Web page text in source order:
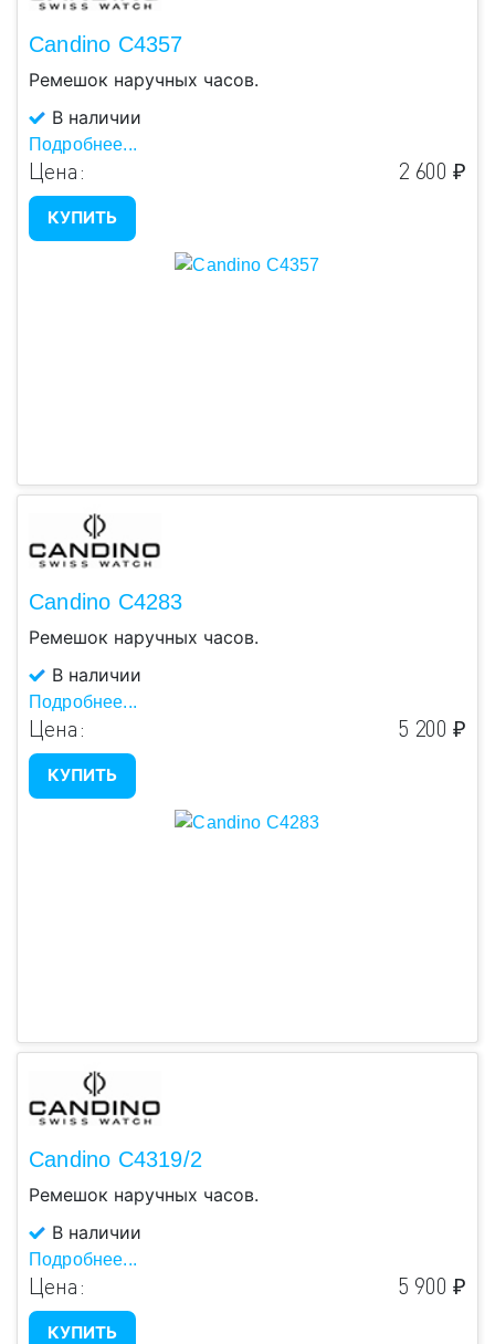
Candino C4357
Ремешок наручных часов.
В наличии
Подробнее...
Цена: 2 600 ₽
КУПИТЬ
Candino C4283
Ремешок наручных часов.
В наличии
Подробнее...
Цена: 5 200 ₽
КУПИТЬ
Candino C4319/2
Ремешок наручных часов.
В наличии
Подробнее...
Цена: 5 900 ₽
КУПИТЬ